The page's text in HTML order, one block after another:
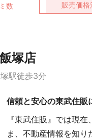
数 販売価格
塚店
駅徒歩3分
信頼と安心の東武住販
『東武住販』では現
ま、不動産情報を知